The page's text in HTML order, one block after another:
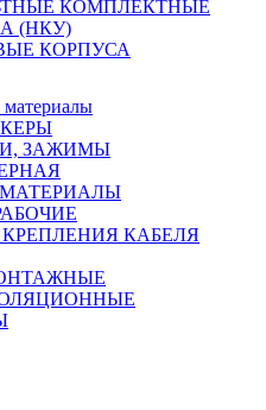
КОМПЛЕКТНЫЕ
(НКУ)
КОРПУСА
ЗАЖИМЫ
КАБЕЛЯ